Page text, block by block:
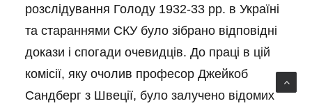
розслідування Голоду 1932-33 рр. в Україні
та стараннями СКУ було зібрано відповідні
докази і спогади очевидців. До праці в цій
комісії, яку очолив професор Джейкоб
Сандберг з Швеції, було залучено відомих